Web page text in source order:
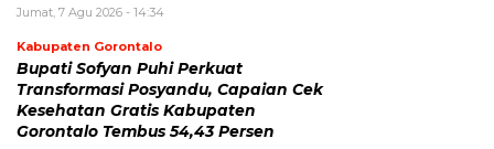
Jumat, 7 Agu 2026 - 14:34
Kabupaten Gorontalo
Bupati Sofyan Puhi Perkuat
Transformasi Posyandu, Capaian Cek
Kesehatan Gratis Kabupaten
Gorontalo Tembus 54,43 Persen